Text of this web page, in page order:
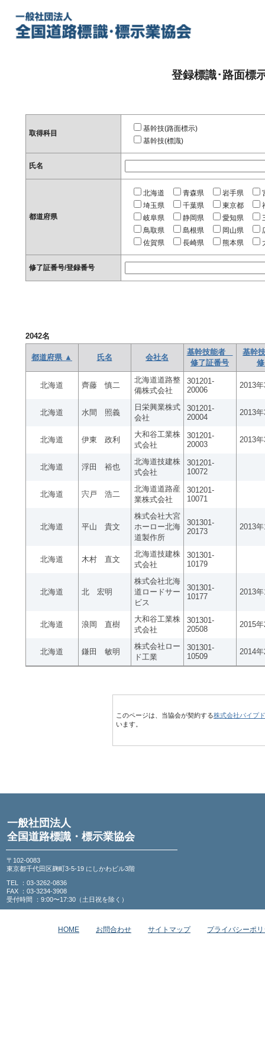
登録標識･路面標
取得科目
基幹技(路面標示)
基幹技(標識)
氏名
都道府県
北海道 青森県 岩手県
埼玉県
千葉県 東京都
岐阜県
静岡県 愛知県
鳥取県
島根県 岡山県
佐賀県
長崎県 熊本県
修了証番号/登録番号
2042名
都道府県 ▲ 氏名 会社名
基幹技能者
修了証番号
基幹
北海道 齊藤 慎二
北海道道路整
備株式会社
301201-
20006
2013
北海道 水間 照義
日栄興業株式
会社
301201-
20004
2013
北海道 伊東 政利
大和谷工業株
式会社
301201-
20003
2013
北海道 浮田 裕也
北海道技建株
式会社
301201-
10072
北海道 宍戸 浩二
北海道道路産
業株式会社
301201-
10071
北海道 平山 貴文
株式会社大宮
ホーロー北海
道製作所
301301-
20173
2013
北海道 木村 直文
北海道技建株
式会社
301301-
10179
北海道 北 宏明
株式会社北海
道ロードサー
ビス
301301-
10177
2013
北海道 浪岡 直樹
大和谷工業株
式会社
301301-
20508
2015
北海道 鎌田 敏明
株式会社ロー
ド工業
301301-
10509
2014
このページは、当協会が契約する株式会社パイプ
います。
一般社団法人
全国道路標識・標示業協会
〒102-0083
東京都千代田区麹町3-5-19 にしかわビル3階
TEL ：03-3262-0836
FAX ：03-3234-3908
受付時間 ：9:00〜17:30（土日祝を除く）
HOME お問合わせ サイトマップ プライバシーポ